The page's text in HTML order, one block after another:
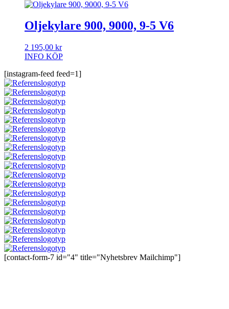
Oljekylare 900, 9000, 9-5 V6
2 195,00 kr
INFO KÖP
[instagram-feed feed=1]
[contact-form-7 id="4" title="Nyhetsbrev Mailchimp"]